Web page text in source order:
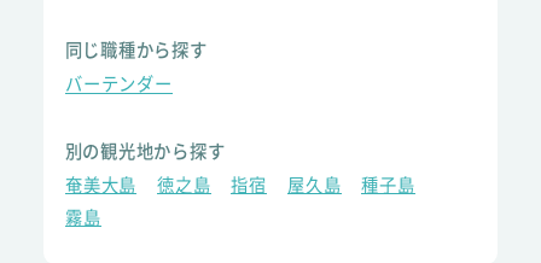
同じ職種から探す
バーテンダー
別の観光地から探す
奄美大島
徳之島 指宿 屋久島
種子島
霧島